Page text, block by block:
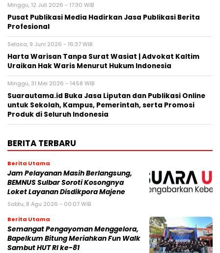
Minggu, 12 Juli 2026 - 17:30 WIB
Pusat Publikasi Media Hadirkan Jasa Publikasi Berita
Profesional
Selasa, 9 Juni 2026 - 16:37 WIB
Harta Warisan Tanpa Surat Wasiat | Advokat Kaltim
Uraikan Hak Waris Menurut Hukum Indonesia
Minggu, 31 Mei 2026 - 14:58 WIB
Suarautama.id Buka Jasa Liputan dan Publikasi Online
untuk Sekolah, Kampus, Pemerintah, serta Promosi
Produk di Seluruh Indonesia
BERITA TERBARU
Berita Utama
Jam Pelayanan Masih Berlangsung,
BEMNUS Sulbar Soroti Kosongnya
Loket Layanan Disdikpora Majene
Sabtu, 8 Agu 2026 - 00:07 WIB
Berita Utama
Semangat Pengayoman Menggelora,
Bapelkum Bitung Meriahkan Fun Walk
Sambut HUT RI ke-81